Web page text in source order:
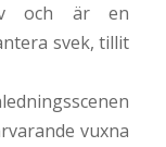
och är en
svek, tillit
vuxna